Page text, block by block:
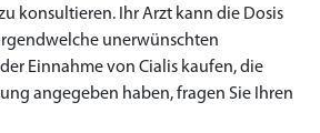
konsultieren. Ihr Arzt kann die Dosis
unerwünschten
Einnahme von Cialis kaufen, die
angegeben haben, fragen Sie Ihren